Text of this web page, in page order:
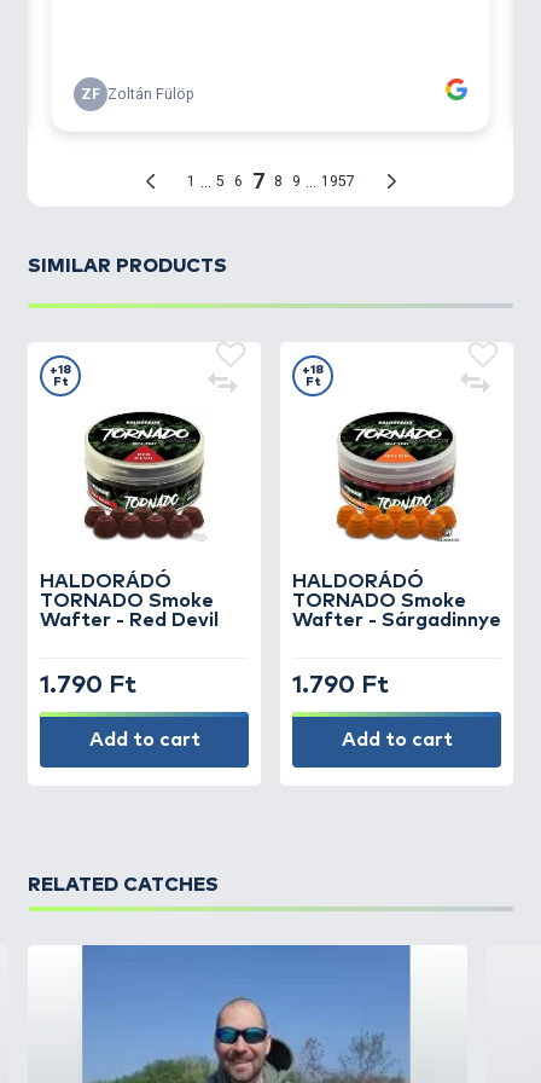
SIMILAR PRODUCTS
HALDORÁDÓ
TORNADO Smoke
Wafter - Red Devil
+18
Ft
1.790 Ft
Add to cart
HALDORÁDÓ
TORNADO Smoke
Wafter - Sárgadinnye
+18
Ft
1.790 Ft
Add to cart
RELATED CATCHES